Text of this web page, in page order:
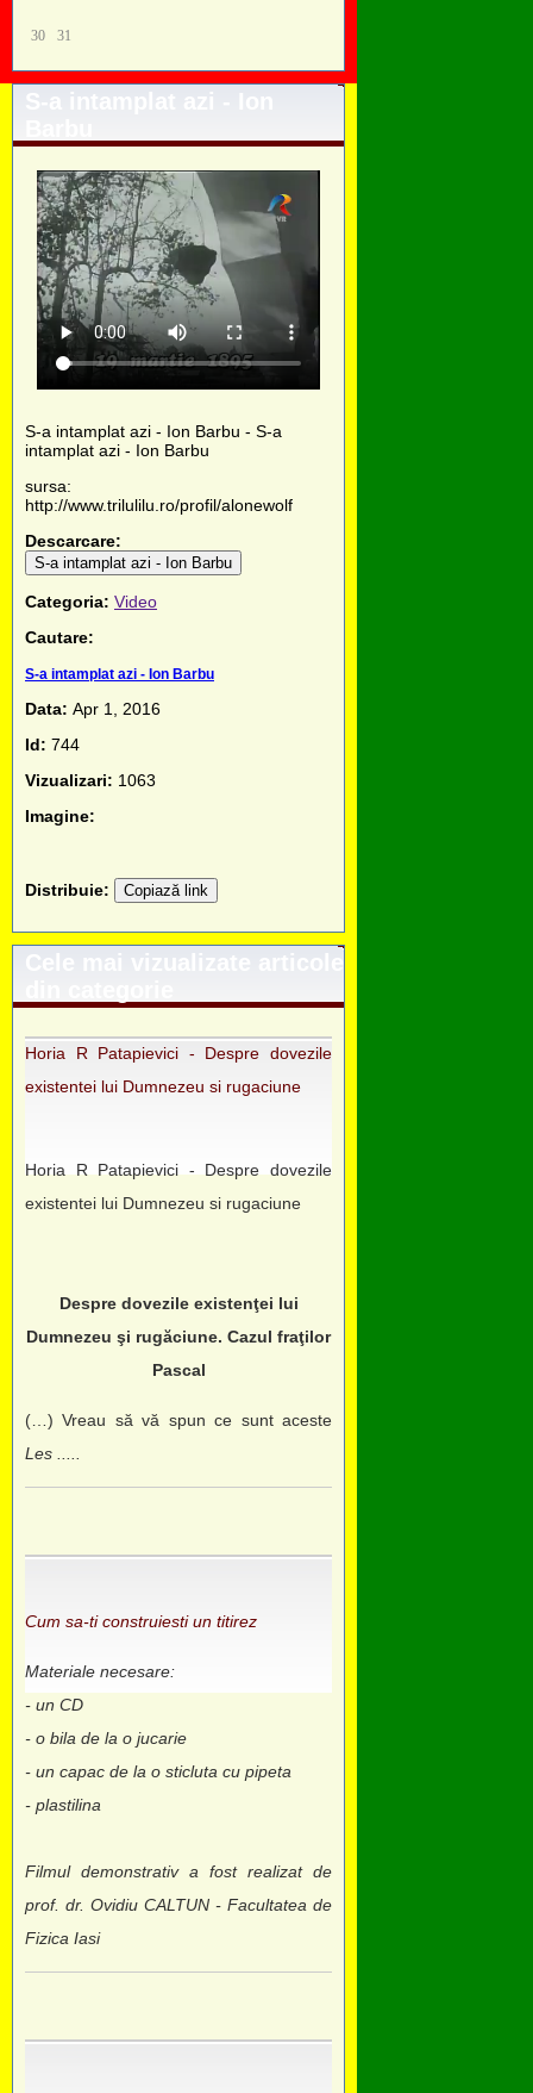
30 31
S-a intamplat azi - Ion
S-a intamplat azi - Ion Barbu - S-a
intamplat azi - Ion Barbu
sursa:
http://www.trilulilu.ro/profil/alonewolf
Descarcare:
S-a intamplat azi - Ion Barbu
Categoria: Video
Cautare:
S-a intamplat azi - Ion Barbu
Data: Apr 1, 2016
Id: 744
Vizualizari: 1063
Imagine:
Distribuie: Copiază link
Cele mai vizualizate articole
Horia R Patapievici - Despre dovezile
existentei lui Dumnezeu si rugaciune
Horia R Patapievici - Despre dovezile
existentei lui Dumnezeu si rugaciune
Despre dovezile existenţei lui
Dumnezeu şi rugăciune. Cazul fraţilor
Pascal
(…) Vreau să vă spun ce sunt aceste
Les .....
Cum sa-ti construiesti un titirez
Materiale necesare:
- un CD
- o bila de la o jucarie
- un capac de la o sticluta cu pipeta
- plastilina
Filmul demonstrativ a fost realizat de
prof. dr. Ovidiu CALTUN - Facultatea de
Fizica Iasi